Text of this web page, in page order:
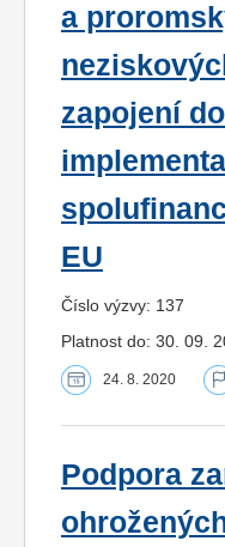
a
zapojení
EU
Číslo výzvy: 137
Platnost do: 30. 09.
24. 8. 2020
Podpora